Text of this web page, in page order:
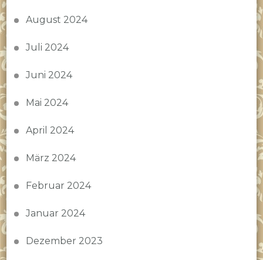
August 2024
Juli 2024
Juni 2024
Mai 2024
April 2024
März 2024
Februar 2024
Januar 2024
Dezember 2023